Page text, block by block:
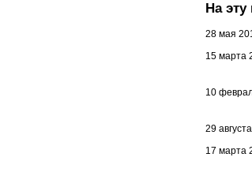
На
28 мая
15 марта
10
29
17 марта